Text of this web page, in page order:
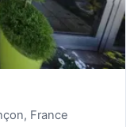
France